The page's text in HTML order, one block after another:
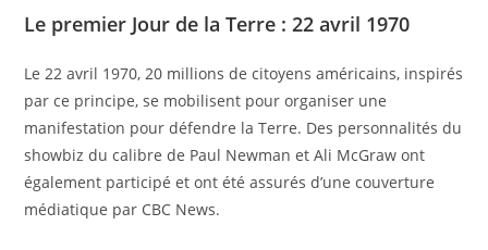
Le premier Jour de la Terre : 22 avril 1970
Le 22 avril 1970, 20 millions de citoyens américains, inspirés
par ce principe, se mobilisent pour organiser une
manifestation pour défendre la Terre. Des personnalités du
showbiz du calibre de Paul Newman et Ali McGraw ont
également participé et ont été assurés d’une couverture
médiatique par CBC News.